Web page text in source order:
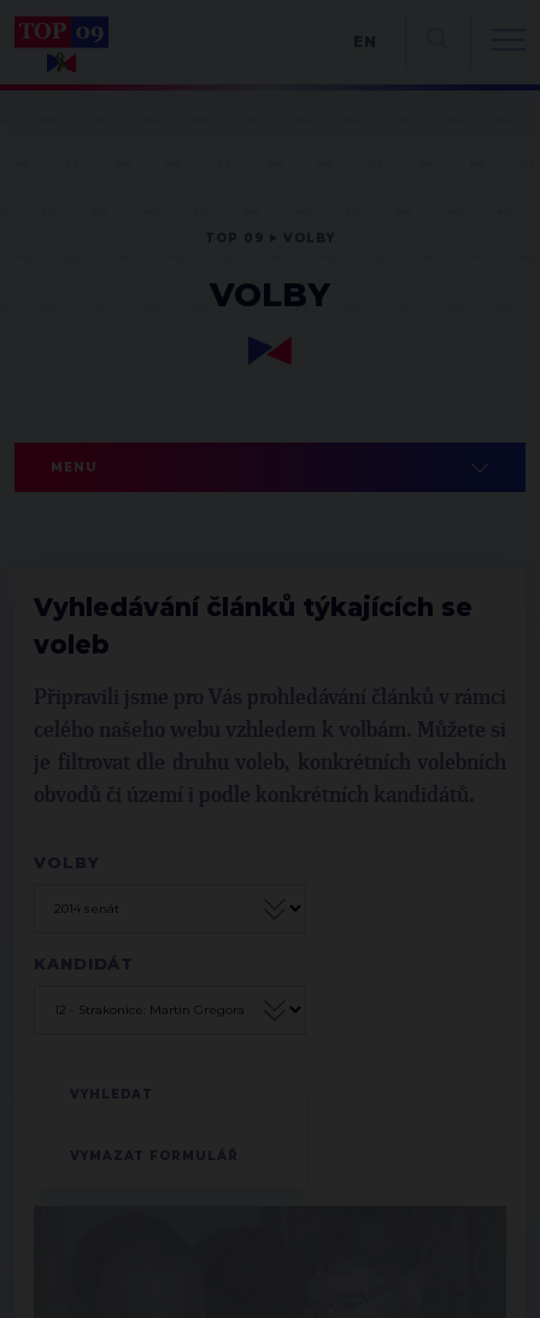
VOLBY
MENU
Vyhledávání článků týkajících se
voleb
Připravili jsme pro Vás prohledávání článků v rámci
celého našeho webu vzhledem k volbám. Můžete si
je filtrovat dle druhu voleb, konkrétních volebních
obvodů či území i podle konkrétních kandidátů.
VOLBY
KANDIDÁT